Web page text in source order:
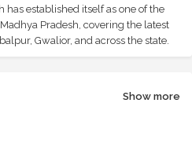
established itself as one of the
Pradesh, covering the latest
Gwalior, and across the state.
Show more